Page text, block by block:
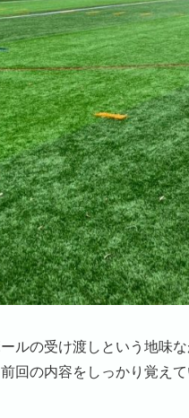
ルの受け渡しという地味
回の内容をしっかり覚え